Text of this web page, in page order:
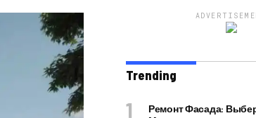
Trending
Ремонт Фасада: